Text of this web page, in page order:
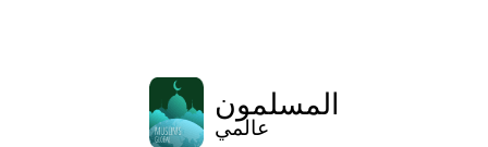
المسلمون
عالمي